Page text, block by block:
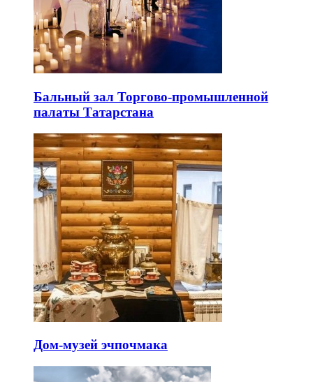
Бальный зал Торгово-промышленной
палаты Татарстана
Дом-музей эчпочмака